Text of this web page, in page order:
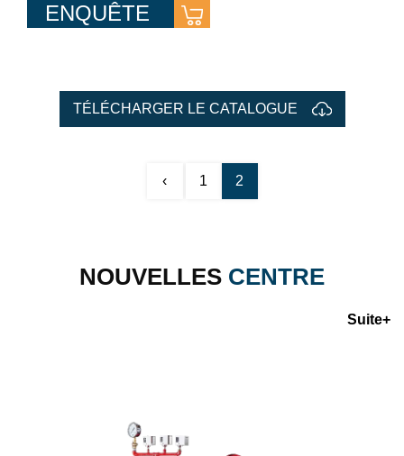
ENQUÊTE
TÉLÉCHARGER LE CATALOGUE
‹ 1 2
NOUVELLES CENTRE
Suite+